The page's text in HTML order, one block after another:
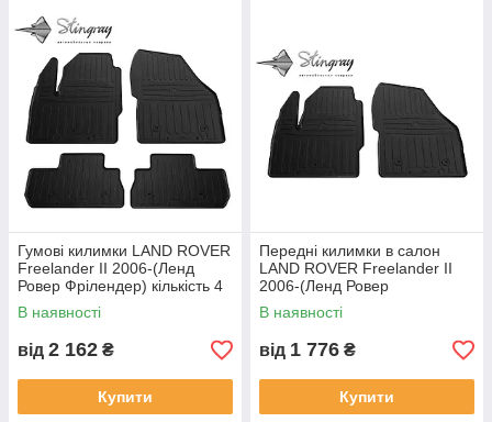
Гумові килимки LAND ROVER
Freelander II 2006-(Ленд
Ровер Фрілендер) кількість 4
штуки
В наявності
від 2 162 ₴
Купити
Передні килимки в салон
LAND ROVER Freelander II
2006-(Ленд Ровер
Фрілендер) кількість 2 штуки
В наявності
від 1 776 ₴
Купити